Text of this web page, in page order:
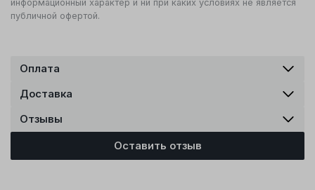
информационный характер и ни при каких условиях не является
публичной офертой.
Оплата
Доставка
Отзывы
Оставить отзыв